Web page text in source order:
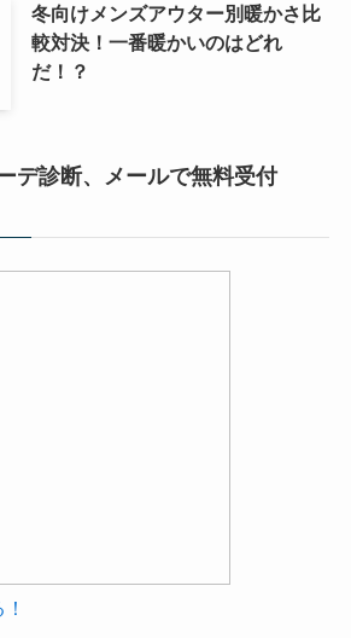
冬向けメンズアウター別暖かさ比
較対決！一番暖かいのはどれ
だ！？
デ診断、メールで無料受付